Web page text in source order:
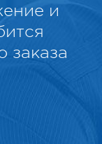
и
заказа